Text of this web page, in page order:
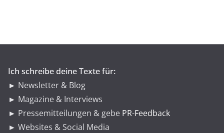
Ich schreibe deine Texte für:
► Newsletter & Blog
► Magazine & Interviews
► Pressemitteilungen & gebe PR-Feedback
► Websites & Social Media